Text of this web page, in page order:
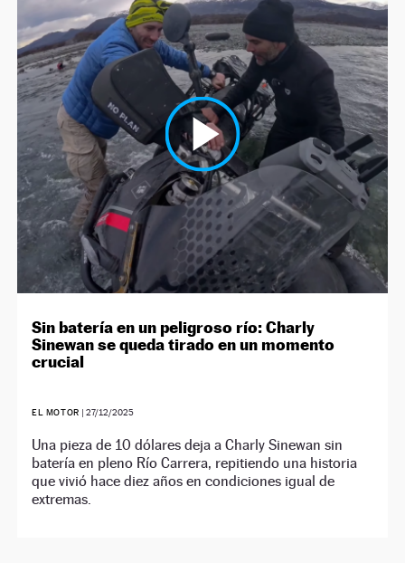
Sin batería en un peligroso río: Charly
Sinewan se queda tirado en un momento
crucial
EL MOTOR | 27/12/2025
Una pieza de 10 dólares deja a Charly Sinewan sin
batería en pleno Río Carrera, repitiendo una historia
que vivió hace diez años en condiciones igual de
extremas.